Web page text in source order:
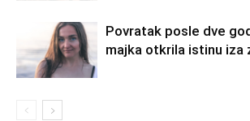
Povratak posle dve
majka otkrila istinu iza